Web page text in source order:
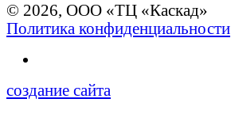
© 2026, ООО «ТЦ «Каскад»
Политика конфиденциальности
создание сайта